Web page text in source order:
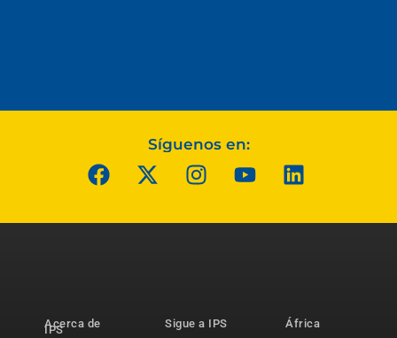
Síguenos en:
Acerca de
IPS
Sigue a IPS
África